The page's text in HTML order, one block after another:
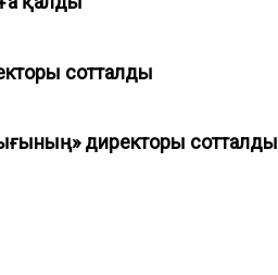
сотталды
директоры сотталды